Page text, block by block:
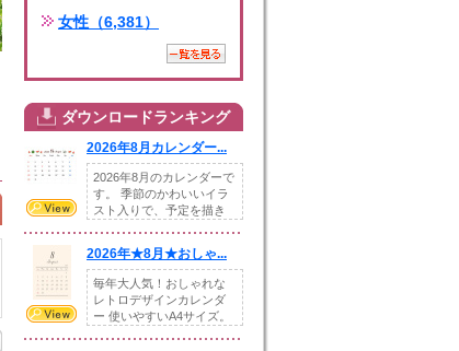
女性（6,381）
ダウンロードランキング
2026年8月カレンダー...
2026年8月のカレンダーで
す。 季節のかわいいイラ
スト入りで、予定を描き
2026年★8月★おしゃ...
毎年大人気！おしゃれな
レトロデザインカレンダ
ー 使いやすいA4サイズ。